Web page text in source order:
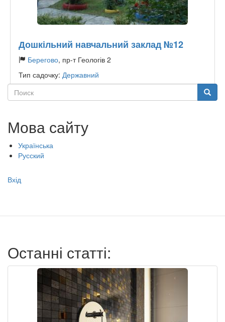
Дошкільний навчальний заклад №12
Берегово, пр-т Геологів 2
Тип садочку: Державний
Поиск
Поиск
Мова сайту
Українська
Русский
Меню
записи
Вхід
Останні статті: